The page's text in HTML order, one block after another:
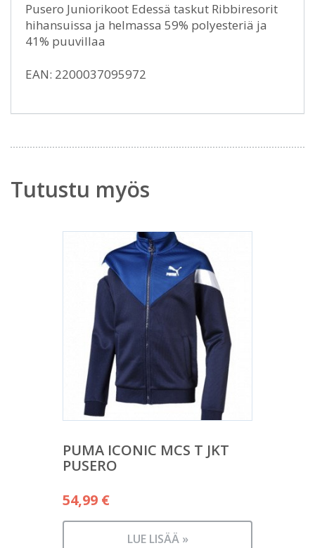
Pusero Juniorikoot Edessä taskut Ribbiresorit
hihansuissa ja helmassa 59% polyesteriä ja
41% puuvillaa
EAN: 2200037095972
Tutustu myös
PUMA ICONIC MCS T JKT
PUSERO
54,99 €
LUE LISÄÄ »